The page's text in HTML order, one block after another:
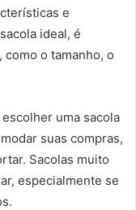
e
ideal, é
o tamanho, o
uma sacola
suas compras,
Sacolas muito
especialmente se